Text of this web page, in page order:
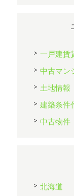
一戸建賃
中古マン
土地情報
建築条件
中古物件
北海道